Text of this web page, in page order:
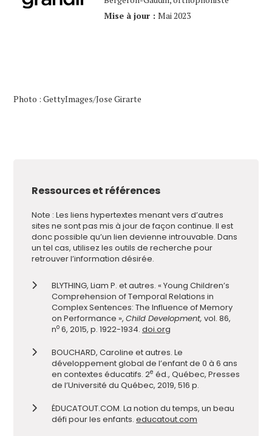
Mise à jour : Mai 2023
Photo : GettyImages/Jose Girarte
Ressources et références
Note : Les liens hypertextes menant vers d’autres
sites ne sont pas mis à jour de façon continue. Il est
donc possible qu’un lien devienne introuvable. Dans
un tel cas, utilisez les outils de recherche pour
retrouver l’information désirée.
BLYTHING, Liam P. et autres. « Young Children’s
Comprehension of Temporal Relations in
Complex Sentences: The Influence of Memory
on Performance », Child Development, vol. 86,
no 6, 2015, p. 1922-1934. doi.org
BOUCHARD, Caroline et autres. Le
développement global de l’enfant de 0 à 6 ans
en contextes éducatifs. 2e éd., Québec, Presses
de l’Université du Québec, 2019, 516 p.
ÉDUCATOUT.COM. La notion du temps, un beau
défi pour les enfants. educatout.com